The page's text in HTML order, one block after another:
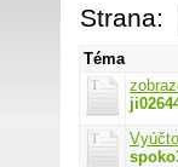
Strana:
Téma